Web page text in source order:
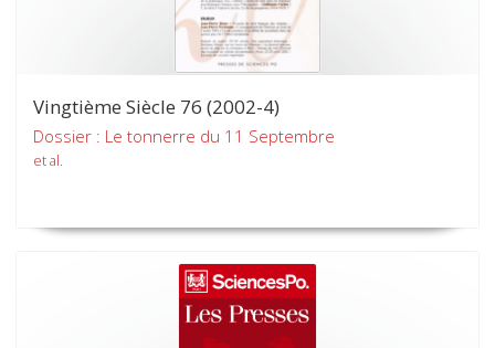
Vingtième Siècle 76 (2002-4)
Dossier : Le tonnerre du 11 Septembre
et al.